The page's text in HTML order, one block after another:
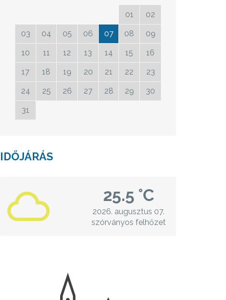
01 02
03 04 05 06 07 08 09
10 11 12 13 14 15 16
17 18 19 20 21 22 23
24 25 26 27 28 29 30
31
IDŐJÁRÁS
25.5 °C
2026. augusztus 07.
szórványos felhőzet